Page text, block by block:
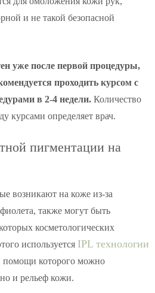
и не такой безопасной
уже после первой процедуры,
проходить курсом с
в 2-4 недели. Количество
курсами определяет врач.
пигментации на
возникают на коже из-за
также могут быть
косметологических
используется IPL технологии
помощи которого можно
и рельеф кожи.